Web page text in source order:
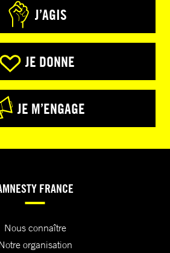
J’AGIS
JE DONNE
JE M’ENGAGE
FRANCE
Nous connaître
organisation